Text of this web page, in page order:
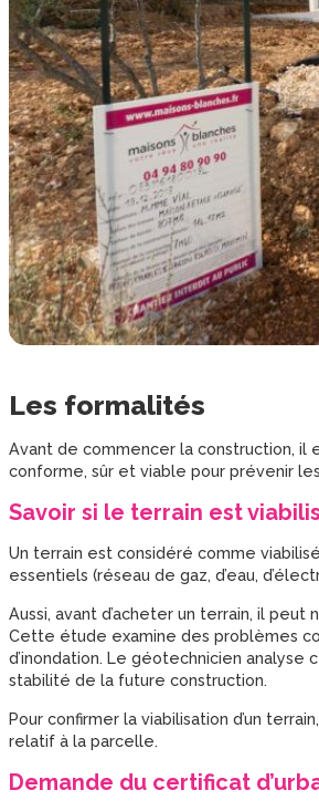
Les formalités
Avant de commencer la construction,
conforme, sûr et viable pour prévenir
Savoir si le terrain est
Un terrain est considéré comme
essentiels (réseau de gaz, d’eau,
Aussi, avant d’acheter un terrain, il
Cette étude examine des problèmes
d’inondation. Le géotechnicien
stabilité de la future construction.
Pour confirmer la viabilisation d’un
relatif à la parcelle.
Demande du certificat